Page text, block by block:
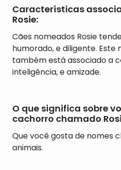
Características
Rosie:
Cães nomeados Rosie
humorado, e diligente. Este
também está associado a
inteligência, e amizade.
O que significa sobre
cachorro chamado
Que você gosta de nomes
animais.